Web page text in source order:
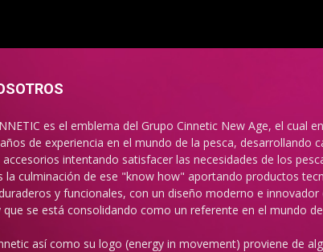
es el emblema del Grupo Cinnetic New Age, el cual
de experiencia en el mundo de la pesca, desarrollando
intentando satisfacer las necesidades de los
la culminación de ese "know how" aportando productos
y funcionales, con un diseño moderno e
que se está consolidando como un referente en el mundo
así como su logo (energy in movement) proviene de